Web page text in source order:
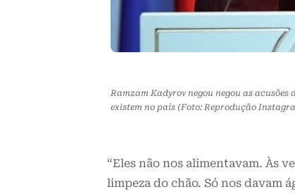
Ramzam Kadyrov negou negou as
existem no país (Foto: Reprodução
“Eles não nos alimentavam. Às
limpeza do chão. Só nos davam